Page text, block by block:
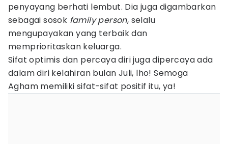
penyayang berhati lembut. Dia juga digambarkan
sebagai sosok family person, selalu
mengupayakan yang terbaik dan
memprioritaskan keluarga.
Sifat optimis dan percaya diri juga dipercaya ada
dalam diri kelahiran bulan Juli, lho! Semoga
Agham memiliki sifat-sifat positif itu, ya!